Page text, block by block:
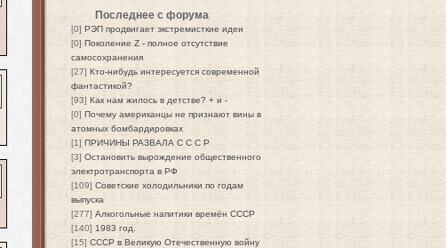
Последнее с форума
[0] РЭП продвигает экстремисткие идеи
[0] Поколение Z - полное отсутствие
самосохранения
[27] Кто-нибудь интересуется современной
фантастикой?
[93] Как нам жилось в детстве? + и -
[0] Почему американцы не признают вины в
атомных бомбардировках
[1] ПРИЧИНЫ РАЗВАЛА С С С Р
[3] Остановить вырождение общественного
электротранспорта в РФ
[109] Советские холодильники по годам
выпуска
[277] Алкогольные напитики времён СССР
[140] 1983 год.
[15] СССР в Великую Отечественную войну